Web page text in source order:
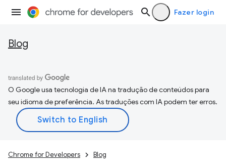
Fazer login
Blog
O Google usa tecnologia de IA na tradução de conteúdos para
seu idioma de preferência. As traduções com IA podem ter erros.
Chrome for Developers Blog